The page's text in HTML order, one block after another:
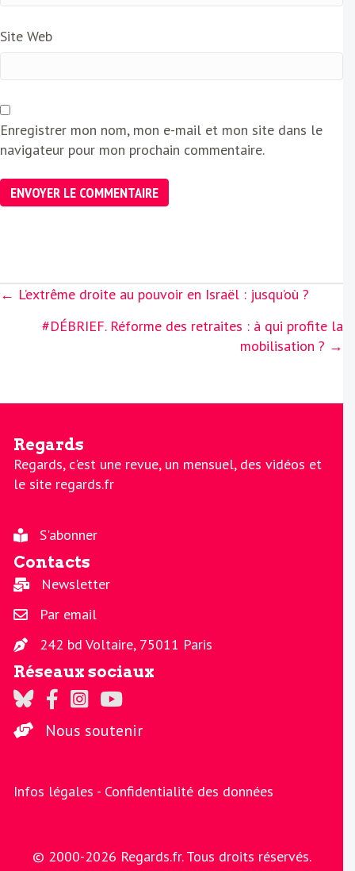
Site Web
Enregistrer mon nom, mon e-mail et mon site dans le
navigateur pour mon prochain commentaire.
Posts
navigation
← L’extrême droite au pouvoir en Israël : jusqu’où ?
#DÉBRIEF. Réforme des retraites : à qui profite la
mobilisation ? →
Regards
Regards, c'est une revue, un mensuel, des vidéos et
le site regards.fr
S'abonner
Contacts
Newsletter
Par email
242 bd Voltaire, 75011 Paris
Réseaux sociaux
Regards sur Twitter
Regards sur Facebook
Regards sur Instagram
La chaine Regards sur Youtube
Nous soutenir
Infos légales - Confidentialité des données
© 2000-2026 Regards.fr. Tous droits réservés.